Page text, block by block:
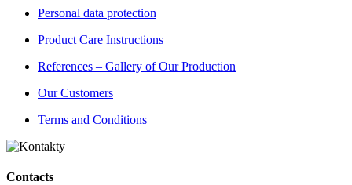
Personal data protection
Product Care Instructions
References – Gallery of Our Production
Our Customers
Terms and Conditions
Contacts